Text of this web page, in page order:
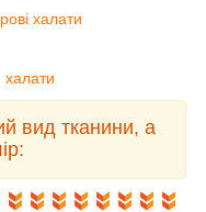
халати
халати
вид тканини, а